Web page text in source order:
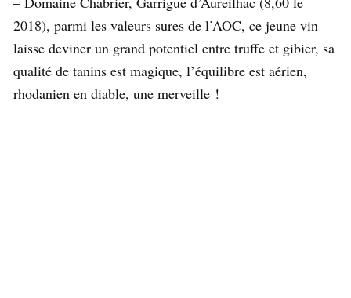
2018), parmi les valeurs sures de l’AOC, ce jeune vin
laisse deviner un grand potentiel entre truffe et gibier, sa
qualité de tanins est magique, l’équilibre est aérien,
rhodanien en diable, une merveille !